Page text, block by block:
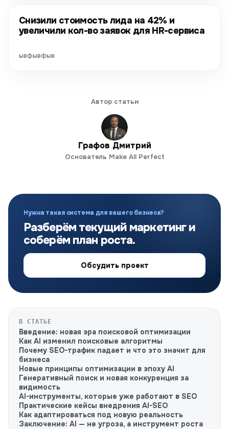
В СТАТЬЕ
Введение: новая эра поисковой оптимизации
Как AI изменил поисковые алгоритмы
Почему SEO-трафик падает и что это значит для
бизнеса
Новые принципы оптимизации в эпоху AI
Генеративный поиск и новая конкуренция за
видимость
AI-инструменты, которые уже работают в SEO
Практические кейсы внедрения AI-SEO
Как адаптироваться под новую реальность
Заключение: AI — не угроза, а инструмент роста
Снизили стоимость лида на 42% и
увеличили кол-во заявок для HR-сервиса
ывфывфыв
Автор статьи
Графов Дмитрий
Основатель Make All Perfect
Нужна такая система для вашего бизнеса?
Разберём текущий маркетинг и
соберём план роста.
Обсудить проект